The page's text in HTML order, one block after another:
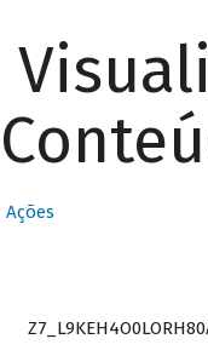
Ações